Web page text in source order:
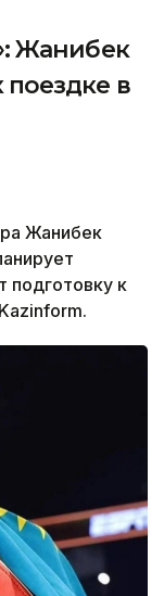
Жанибек
в
Жанибек
подготовку к